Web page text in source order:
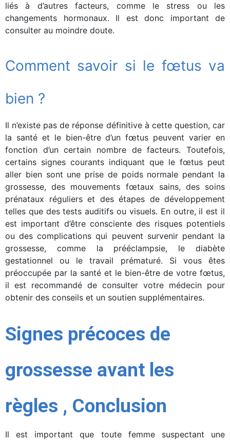
liés à d’autres facteurs, comme le stress ou les
changements hormonaux. Il est donc important de
consulter au moindre doute.
Comment savoir si le fœtus va
bien ?
Il n’existe pas de réponse définitive à cette question, car
la santé et le bien-être d’un fœtus peuvent varier en
fonction d’un certain nombre de facteurs. Toutefois,
certains signes courants indiquant que le fœtus peut
aller bien sont une prise de poids normale pendant la
grossesse, des mouvements fœtaux sains, des soins
prénataux réguliers et des étapes de développement
telles que des tests auditifs ou visuels. En outre, il est il
est important d’être consciente des risques potentiels
ou des complications qui peuvent survenir pendant la
grossesse, comme la prééclampsie, le diabète
gestationnel ou le travail prématuré. Si vous êtes
préoccupée par la santé et le bien-être de votre fœtus,
il est recommandé de consulter votre médecin pour
obtenir des conseils et un soutien supplémentaires.
Signes précoces de
grossesse avant les
règles , Conclusion
Il est important que toute femme suspectant une